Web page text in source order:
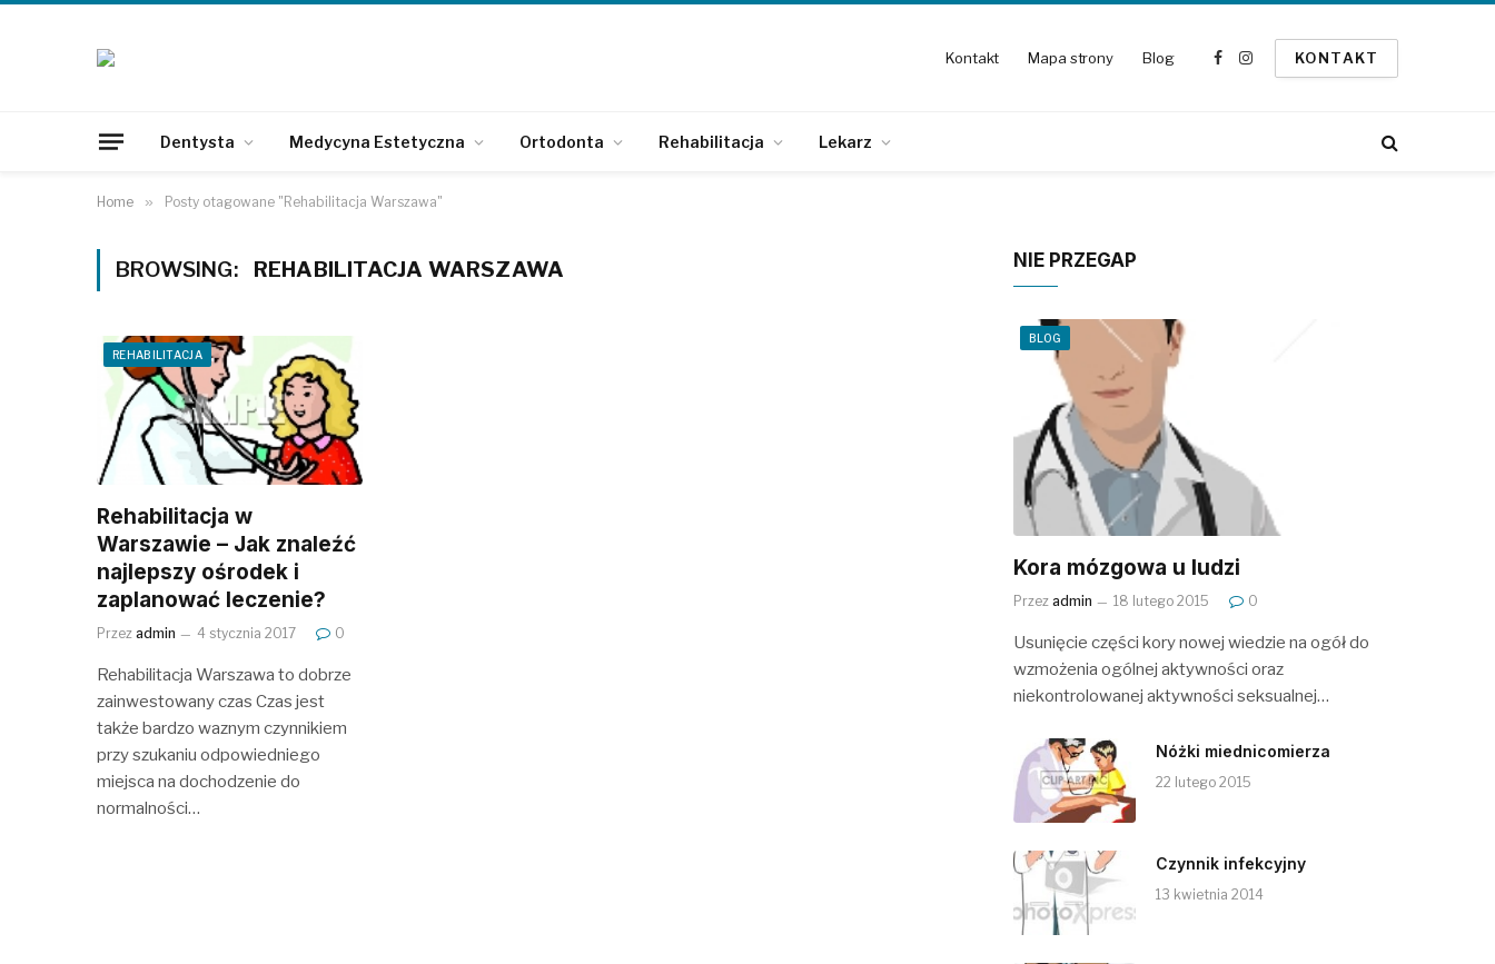
Kontakt Mapa strony Blog
Facebook
Instagram
KONTAKT
Dentysta Medycyna Estetyczna Ortodonta Rehabilitacja Lekarz
Home » Posty otagowane "Rehabilitacja Warszawa"
BROWSING: REHABILITACJA WARSZAWA
REHABILITACJA
Rehabilitacja w
Warszawie – Jak znaleźć
najlepszy ośrodek i
zaplanować leczenie?
Przez admin 4 stycznia 2017 0
Rehabilitacja Warszawa to dobrze
zainwestowany czas Czas jest
także bardzo waznym czynnikiem
przy szukaniu odpowiedniego
miejsca na dochodzenie do
normalności…
NIE PRZEGAP
BLOG
Kora mózgowa u ludzi
Przez admin 18 lutego 2015 0
Usunięcie części kory nowej wiedzie na ogół do
wzmożenia ogólnej aktywności oraz
niekontrolowanej aktywności seksualnej…
Nóżki miednicomierza
22 lutego 2015
Czynnik infekcyjny
13 kwietnia 2014